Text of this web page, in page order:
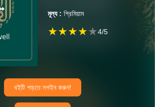
মূল্য : প্রিমিয়াম
★★★★★4/5
বইটি পড়তে লগইন করুন!